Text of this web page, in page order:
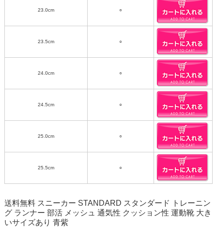
23.0cm ○
23.5cm ○
24.0cm ○
24.5cm ○
25.0cm ○
25.5cm ○
送料無料 スニーカー STANDARD スタンダード トレーニン
グ ランナー 部活 メッシュ 通気性 クッション性 運動靴 大き
いサイズあり 青紫